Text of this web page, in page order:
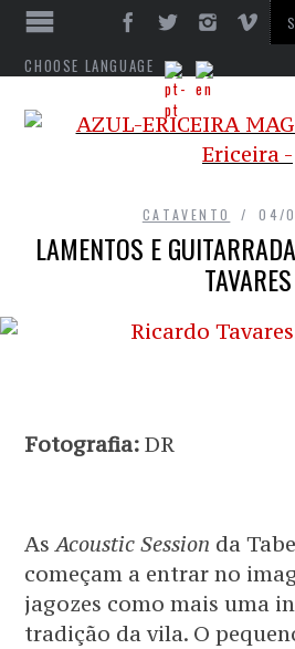
CHOOSE LANGUAGE
CATAVENTO 04/
LAMENTOS E
TAVARES
Fotografia: DR
AsAcoustic Session da
começam a entrar no
jagozes como mais uma
tradição da vila. O